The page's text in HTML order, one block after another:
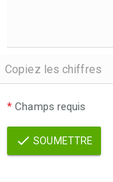
* Champs requis
SOUMETTRE